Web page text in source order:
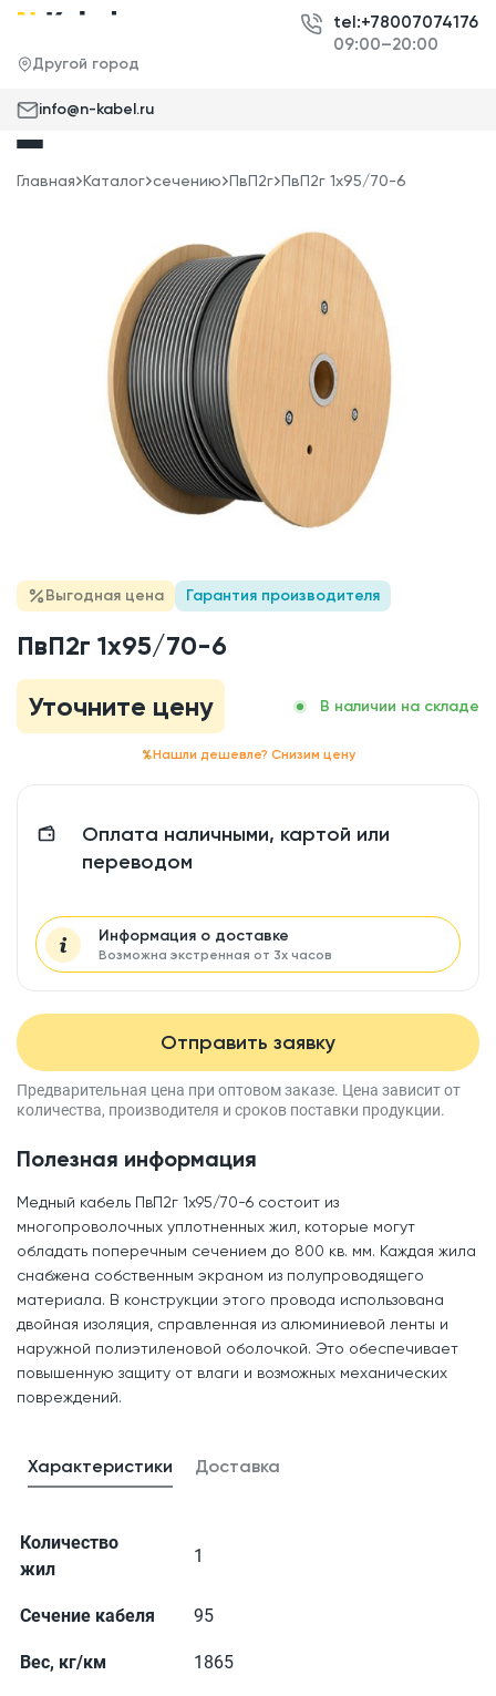
Другой город
tel:+78007074176
09:00–20:00
info@n-kabel.ru
Главная Каталог сечению ПвП2г ПвП2г 1x95/70-6
Выгодная цена Гарантия производителя
ПвП2г 1x95/70-6
Уточните цену
В наличии на складе
Нашли дешевле? Снизим цену
Отправить заявку
Предварительная цена при оптовом заказе. Цена зависит от
количества, производителя и сроков поставки продукции.
Оплата наличными, картой или
переводом
Информация о доставке
Возможна экстренная от 3х часов
Полезная информация
Медный кабель ПвП2г 1x95/70-6 состоит из
многопроволочных уплотненных жил, которые могут
обладать поперечным сечением до 800 кв. мм. Каждая жила
снабжена собственным экраном из полупроводящего
материала. В конструкции этого провода использована
двойная изоляция, справленная из алюминиевой ленты и
наружной полиэтиленовой оболочкой. Это обеспечивает
повышенную защиту от влаги и возможных механических
повреждений.
Характеристики Доставка
Количество
жил
1
Сечение кабеля 95
Вес, кг/км 1865